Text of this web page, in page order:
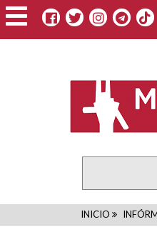
Pasar
al
contenido
INICIO